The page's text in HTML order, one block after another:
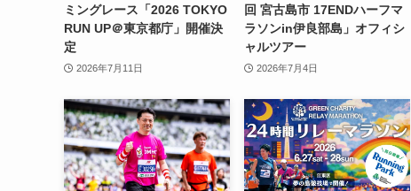
ミングレース「2026 TOKYO
RUN UP＠東京都庁」開催決
定
2026年7月11日
回 宮古島市 17ENDハーフマ
ラソンin伊良部島」オフィシ
ャルツアー
2026年7月4日